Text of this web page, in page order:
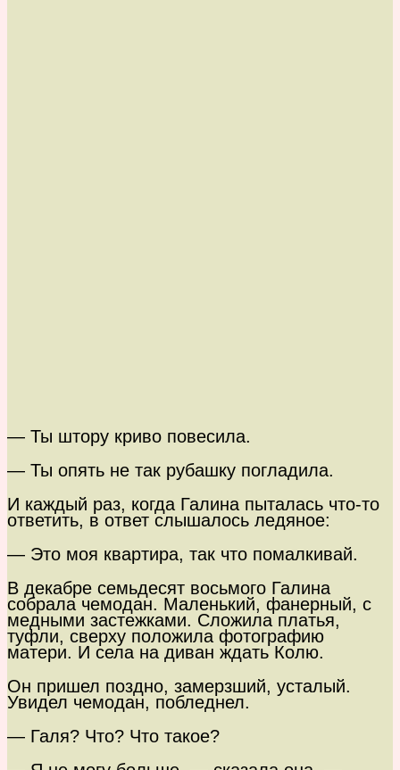
— Ты штору криво повесила.
— Ты опять не так рубашку погладила.
И каждый раз, когда Галина пыталась что-то
ответить, в ответ слышалось ледяное:
— Это моя квартира, так что помалкивай.
В декабре семьдесят восьмого Галина
собрала чемодан. Маленький, фанерный, с
медными застежками. Сложила платья,
туфли, сверху положила фотографию
матери. И села на диван ждать Колю.
Он пришел поздно, замерзший, усталый.
Увидел чемодан, побледнел.
— Галя? Что? Что такое?